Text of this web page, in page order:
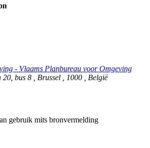
- Vlaams Planbureau voor Omgeving
bus 8
Brussel 1000
België
gebruik mits bronvermelding